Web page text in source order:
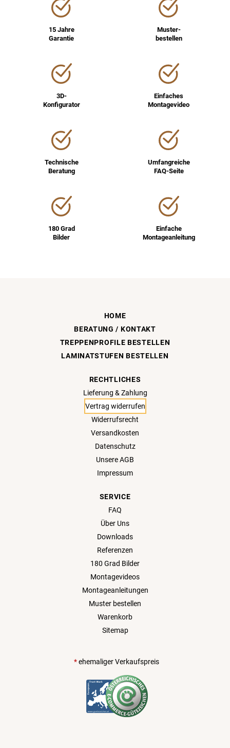
15 Jahre
Garantie
Muster-
bestellen
3D-
Konfigurator
Einfaches
Montagevideo
Technische
Beratung
Umfangreiche
FAQ-Seite
180 Grad
Bilder
Einfache
Montageanleitung
HOME
BERATUNG / KONTAKT
TREPPENPROFILE BESTELLEN
LAMINATSTUFEN BESTELLEN
RECHTLICHES
Lieferung & Zahlung
Vertrag widerrufen
Widerrufsrecht
Versandkosten
Datenschutz
Unsere AGB
Impressum
SERVICE
FAQ
Über Uns
Downloads
Referenzen
180 Grad Bilder
Montagevideos
Montageanleitungen
Muster bestellen
Warenkorb
Sitemap
*ehemaliger Verkaufspreis